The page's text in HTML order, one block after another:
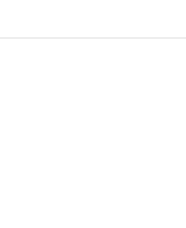
konten